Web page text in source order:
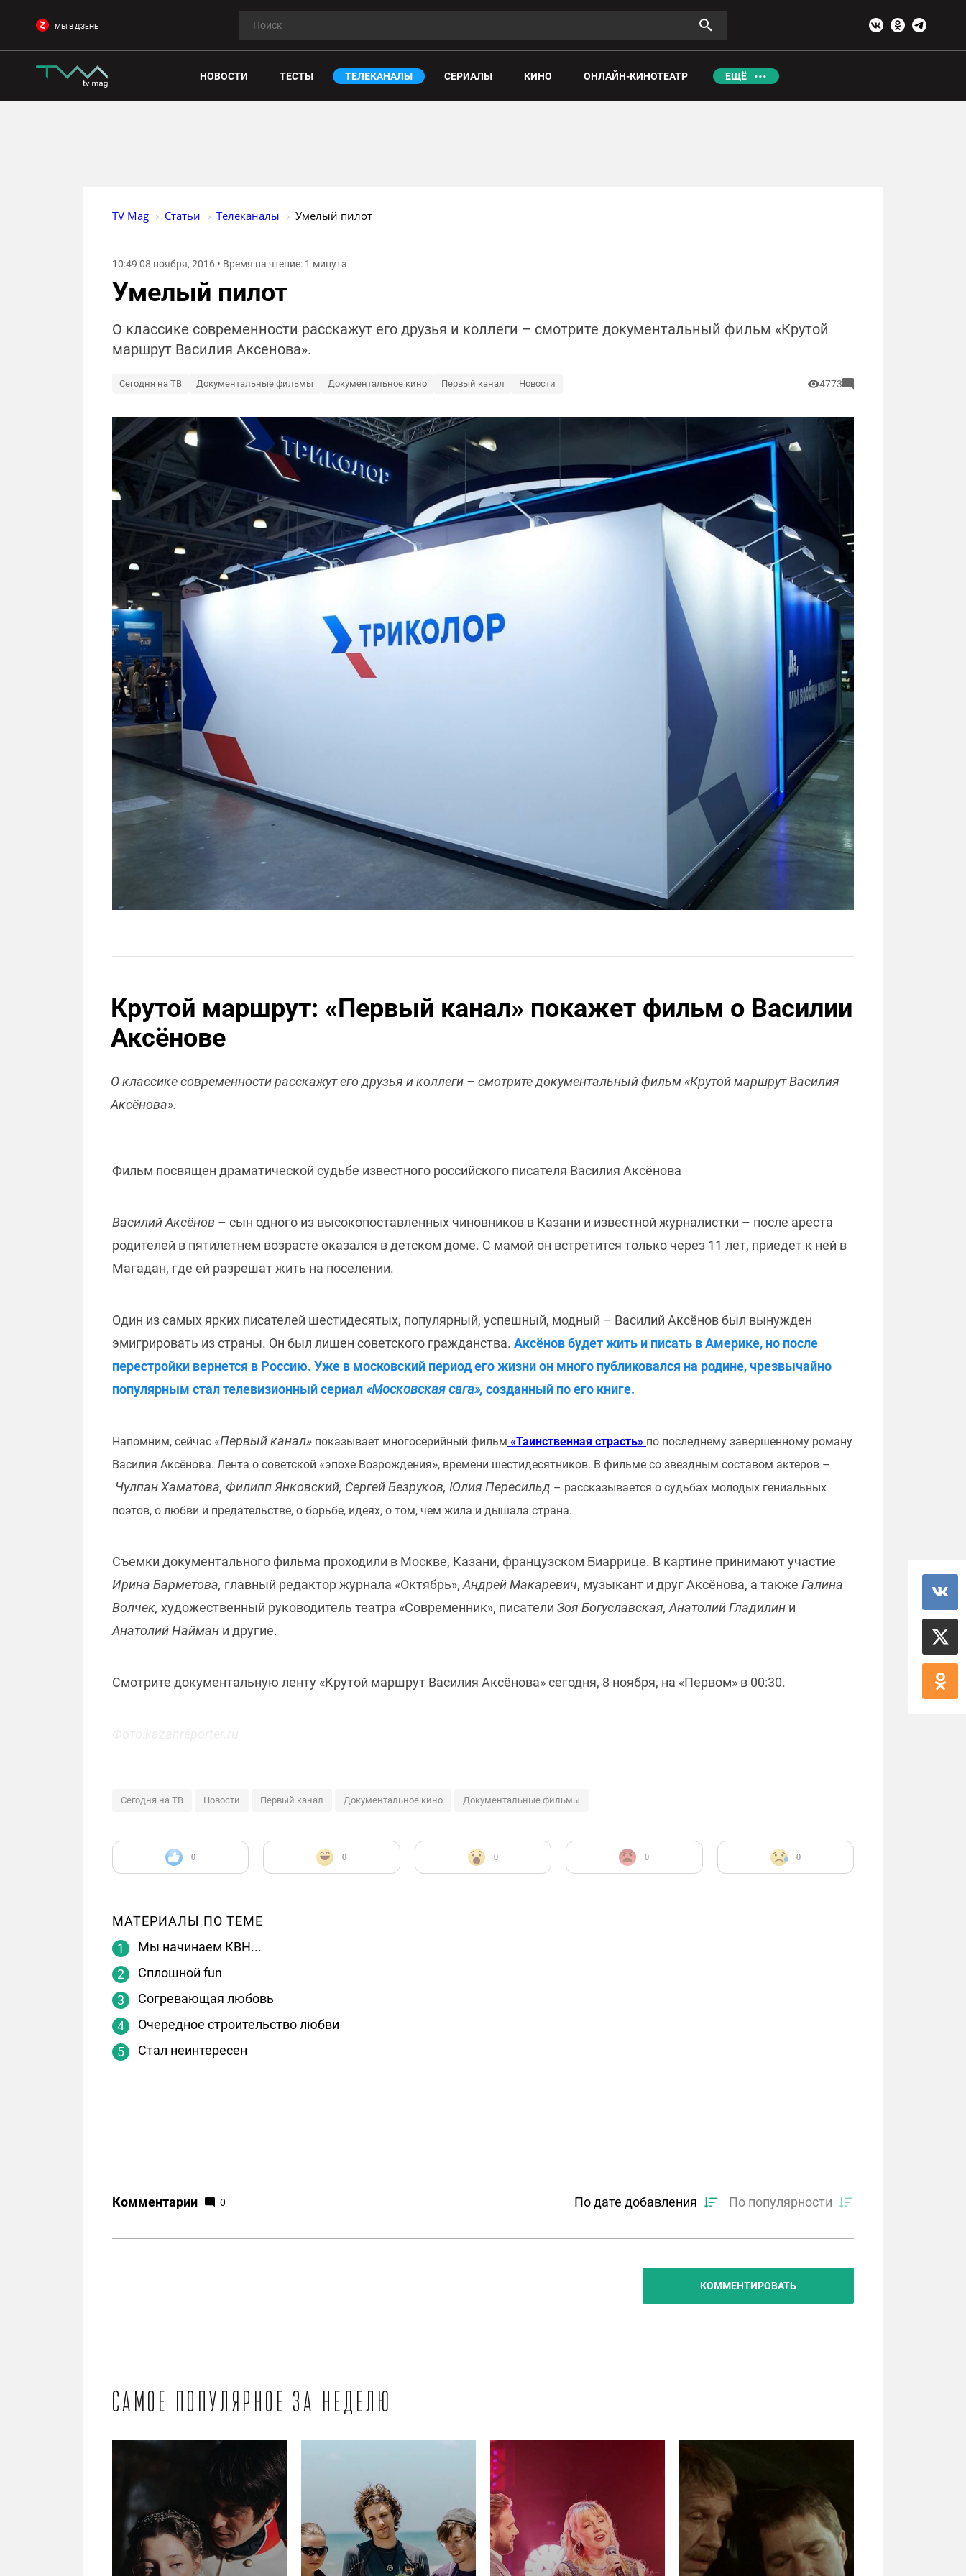
МЫ В ДЗЕНЕ
НОВОСТИ ТЕСТЫ ТЕЛЕКАНАЛЫ СЕРИАЛЫ КИНО ОНЛАЙН-КИНОТЕАТР ЕЩЁ
TV Mag Статьи Телеканалы Умелый пилот
10:49 08 ноября, 2016 • Время на чтение: 1 минута
Умелый пилот
О классике современности расскажут его друзья и коллеги – смотрите документальный фильм «Крутой
маршрут Василия Аксенова».
Сегодня на ТВ Документальные фильмы Документальное кино Первый канал Новости 4773
Крутой маршрут: «Первый канал» покажет фильм о Василии
Аксёнове
О классике современности расскажут его друзья и коллеги – смотрите документальный фильм «Крутой маршрут Василия
Аксёнова».
Фильм посвящен драматической судьбе известного российского писателя Василия Аксёнова
Василий Аксёнов – сын одного из высокопоставленных чиновников в Казани и известной журналистки – после ареста
родителей в пятилетнем возрасте оказался в детском доме. С мамой он встретится только через 11 лет, приедет к ней в
Магадан, где ей разрешат жить на поселении.
Один из самых ярких писателей шестидесятых, популярный, успешный, модный – Василий Аксёнов был вынужден
эмигрировать из страны. Он был лишен советского гражданства. Аксёнов будет жить и писать в Америке, но после
перестройки вернется в Россию. Уже в московский период его жизни он много публиковался на родине, чрезвычайно
популярным стал телевизионный сериал«Московская сага», созданный по его книге.
Напомним, сейчас «Первый канал» показывает многосерийный фильм «Таинственная страсть» по последнему завершенному роману
Василия Аксёнова. Лента о советской «эпохе Возрождения», времени шестидесятников. В фильме со звездным составом актеров –
Чулпан Хаматова, Филипп Янковский, Сергей Безруков, Юлия Пересильд – рассказывается о судьбах молодых гениальных
поэтов, о любви и предательстве, о борьбе, идеях, о том, чем жила и дышала страна.
Съемки документального фильма проходили в Москве, Казани, французском Биаррице. В картине принимают участие
Ирина Барметова, главный редактор журнала «Октябрь», Андрей Макаревич, музыкант и друг Аксёнова, а также Галина
Волчек, художественный руководитель театра «Современник», писатели Зоя Богуславская, Анатолий Гладилин и
Анатолий Найман и другие.
Смотрите документальную ленту «Крутой маршрут Василия Аксёнова» сегодня, 8 ноября, на «Первом» в 00:30.
Сегодня на ТВ Новости Первый канал Документальное кино Документальные фильмы
0 0 0 0 0
МАТЕРИАЛЫ ПО ТЕМЕ
Мы начинаем КВН...
Сплошной fun
Согревающая любовь
Очередное строительство любви
Стал неинтересен
Комментарии 0 По дате добавления По популярности
КОММЕНТИРОВАТЬ
Самое популярное за неделю